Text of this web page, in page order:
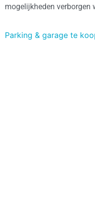
mogelijkheden verborgen
Parking & garage te